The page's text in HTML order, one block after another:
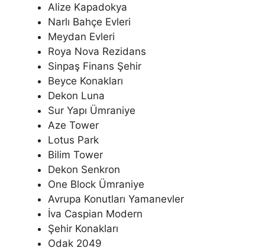
Alize Kapadokya
Narlı Bahçe Evleri
Meydan Evleri
Roya Nova Rezidans
Sinpaş Finans Şehir
Beyce Konakları
Dekon Luna
Sur Yapı Ümraniye
Aze Tower
Lotus Park
Bilim Tower
Dekon Senkron
One Block Ümraniye
Avrupa Konutları Yamanevler
İva Caspian Modern
Şehir Konakları
Odak 2049